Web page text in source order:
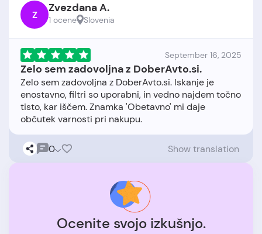
Z Zvezdana A.
1 ocene Slovenia
September 16, 2025
Zelo sem zadovoljna z DoberAvto.si.
Zelo sem zadovoljna z DoberAvto.si. Iskanje je
enostavno, filtri so uporabni, in vedno najdem točno
tisto, kar iščem. Znamka 'Obetavno' mi daje
0 Show translation
Ocenite svojo izkušnjo.